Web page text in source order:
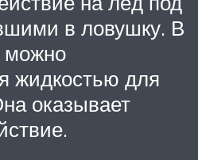
в ловушку. В
можно
жидкостью для
оказывает